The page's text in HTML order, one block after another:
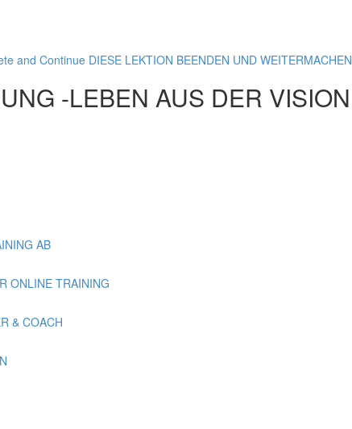
and Continue DIESE LEKTION BEENDEN UND WEITERMACHEN
-LEBEN AUS DER VISION
AB
ONLINE TRAINING
& COACH